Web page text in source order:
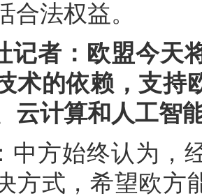
合法权益。
记者：欧盟今天
术的依赖，支持
云计算和人工智
中方始终认为，
方式，希望欧方